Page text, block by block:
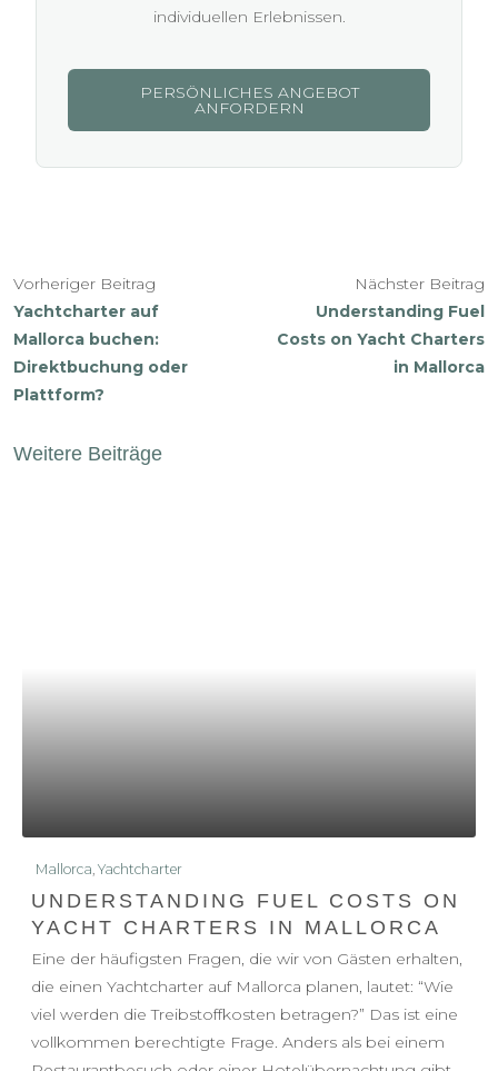
individuellen Erlebnissen.
PERSÖNLICHES ANGEBOT
ANFORDERN
Vorheriger Beitrag
Yachtcharter auf
Mallorca buchen:
Direktbuchung oder
Plattform?
Nächster Beitrag
Understanding Fuel
Costs on Yacht Charters
in Mallorca
Weitere Beiträge
Mallorca, Yachtcharter
UNDERSTANDING FUEL COSTS ON
YACHT CHARTERS IN MALLORCA
Eine der häufigsten Fragen, die wir von Gästen erhalten,
die einen Yachtcharter auf Mallorca planen, lautet: “Wie
viel werden die Treibstoffkosten betragen?” Das ist eine
vollkommen berechtigte Frage. Anders als bei einem